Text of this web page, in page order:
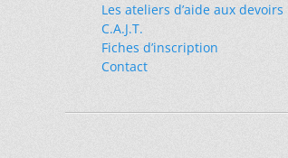
Les ateliers d’aide aux devoirs
C.A.J.T.
Fiches d’inscription
Contact